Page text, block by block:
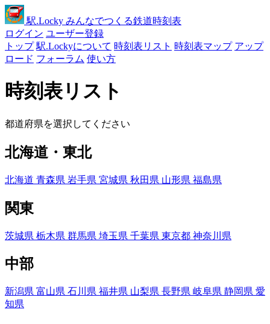
駅.Locky みんなでつくる鉄道時刻表
ログイン ユーザー登録
トップ 駅.Lockyについて 時刻表リスト 時刻表マップ アップ
ロード フォーラム 使い方
時刻表リスト
都道府県を選択してください
北海道・東北
北海道 青森県 岩手県 宮城県 秋田県 山形県 福島県
関東
茨城県 栃木県 群馬県 埼玉県 千葉県 東京都 神奈川県
中部
新潟県 富山県 石川県 福井県 山梨県 長野県 岐阜県 静岡県 愛
知県